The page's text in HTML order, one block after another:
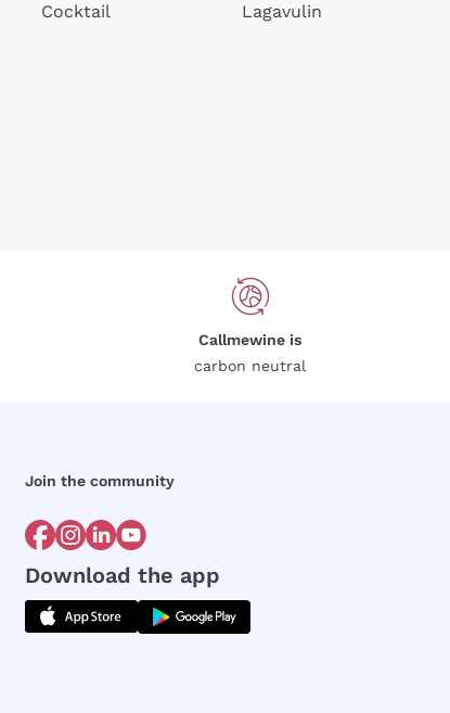
Cocktail
Lagavulin
Callmewine is
carbon neutral
Join the community
Download the app